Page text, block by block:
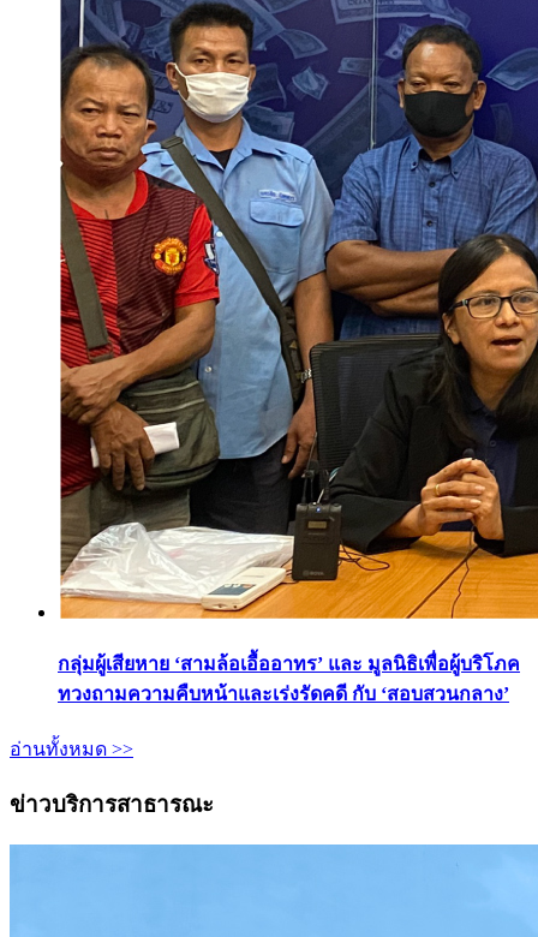
กลุ่มผู้เสียหาย ‘สามล้อเอื้ออาทร’ และ มูลนิธิเพื่อผู้บริโภค
ทวงถามความคืบหน้าและเร่งรัดคดี กับ ‘สอบสวนกลาง’
อ่านทั้งหมด >>
ข่าวบริการสาธารณะ